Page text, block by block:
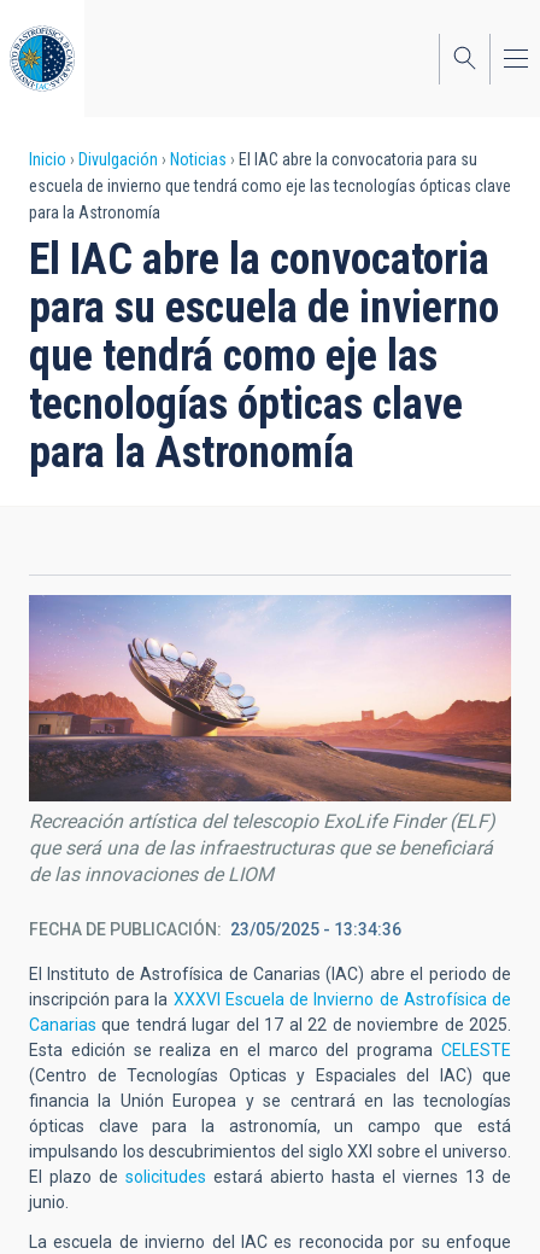
al
contenido
principal
Sobrescribir
enlaces
de
ayuda
a
la
navegación
Inicio Divulgación Noticias
El IAC abre la convocatoria para su
escuela de invierno que tendrá como eje las tecnologías ópticas clave
para la Astronomía
El IAC abre la convocatoria
para su escuela de invierno
que tendrá como eje las
tecnologías ópticas clave
para la Astronomía
Recreación artística del telescopio ExoLife Finder (ELF)
que será una de las infraestructuras que se beneficiará
de las innovaciones de LIOM
FECHA DE PUBLICACIÓN 23/05/2025 - 13:34:36
El Instituto de Astrofísica de Canarias (IAC) abre el periodo de
inscripción para la XXXVI Escuela de Invierno de Astrofísica de
Canarias que tendrá lugar del 17 al 22 de noviembre de 2025.
Esta edición se realiza en el marco del programa CELESTE
(Centro de Tecnologías Opticas y Espaciales del IAC) que
financia la Unión Europea y se centrará en las tecnologías
ópticas clave para la astronomía, un campo que está
impulsando los descubrimientos del siglo XXI sobre el universo.
El plazo de solicitudes estará abierto hasta el viernes 13 de
junio.
La escuela de invierno del IAC es reconocida por su enfoque